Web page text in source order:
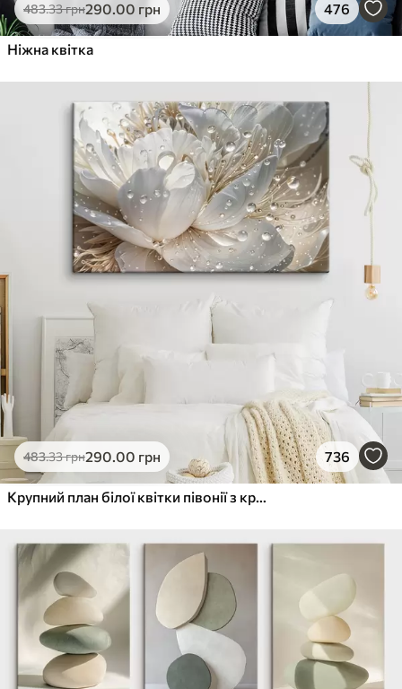
483.33грн290.00 грн 476
Ніжна квітка
483.33грн290.00 грн 736
Крупний план білої квітки півонії з крапельками води на пелюстках на розмитому фоні